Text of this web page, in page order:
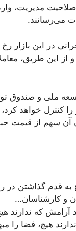
مدیریت،
می‌رسانند.
در این بازار رخ
این طریق،
ملی و صندوق
کنترل خواهد کرد،
آن سهم از قیمت
قدم گذاشتن در
و کارشناسان…
آرامش که ندارند
هیچ، فضا را